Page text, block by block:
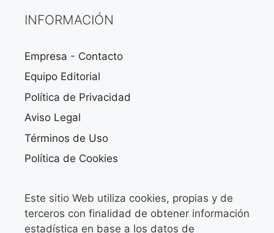
INFORMACIÓN
Empresa - Contacto
Equipo Editorial
Política de Privacidad
Aviso Legal
Términos de Uso
Política de Cookies
Este sitio Web utiliza cookies, propias y de
terceros con finalidad de obtener información
estadística en base a los datos de